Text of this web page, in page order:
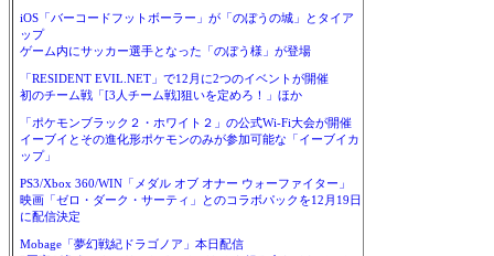
iOS「バーコードフットボーラー」が「のぼうの城」とタイア
ップ
ゲーム内にサッカー選手となった「のぼう様」が登場
「RESIDENT EVIL.NET」で12月に2つのイベントが開催
初のチーム戦「[3人チーム戦]狙いを定めろ！」ほか
「ポケモンブラック２・ホワイト２」の公式Wi-Fi大会が開催
イーブイとその進化形ポケモンのみが参加可能な「イーブイカ
ップ」
PS3/Xbox 360/WIN「メダル オブ オナー ウォーファイター」
映画「ゼロ・ダーク・サーティ」とのコラボパックを12月19日
に配信決定
Mobage「夢幻戦紀ドラゴノア」本日配信